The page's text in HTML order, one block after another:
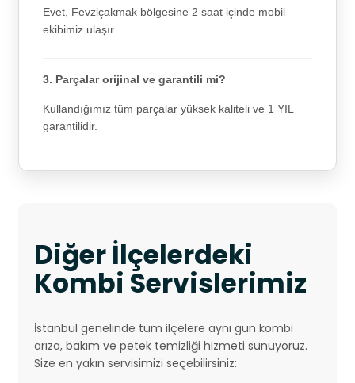
Evet, Fevziçakmak bölgesine 2 saat içinde mobil
ekibimiz ulaşır.
3. Parçalar orijinal ve garantili mi?
Kullandığımız tüm parçalar yüksek kaliteli ve 1 YIL
garantilidir.
Diğer İlçelerdeki
Kombi Servislerimiz
İstanbul genelinde tüm ilçelere aynı gün kombi
arıza, bakım ve petek temizliği hizmeti sunuyoruz.
Size en yakın servisimizi seçebilirsiniz: